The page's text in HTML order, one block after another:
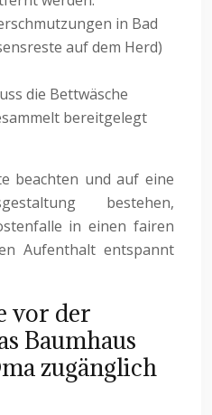
in Bad
auf dem Herd)
die Bettwäsche
bereitgelegt
beachten und auf eine
bestehen,
in einen fairen
Aufenthalt entspannt
vor der
Baumhaus
zugänglich